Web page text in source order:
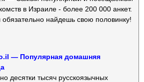
в Израиле - более 200 000 анкет.
обязательно найдешь свою половинку!
— Популярная домашняя
десятки тысяч русскоязычных